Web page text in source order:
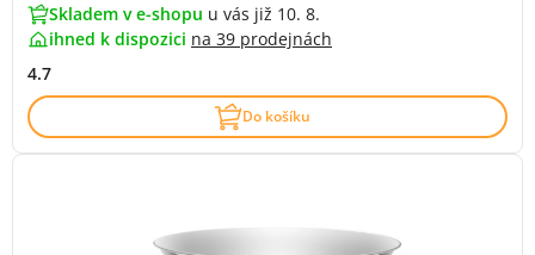
Skladem v e-shopu u vás již 10. 8.
ihned k dispozici na 39 prodejnách
4.7
Do košíku